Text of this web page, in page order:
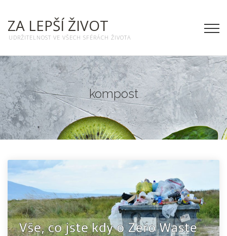
ZA LEPŠÍ ŽIVOT
UDRŽITELNOST VE VŠECH SFÉRÁCH ŽIVOTA
kompost